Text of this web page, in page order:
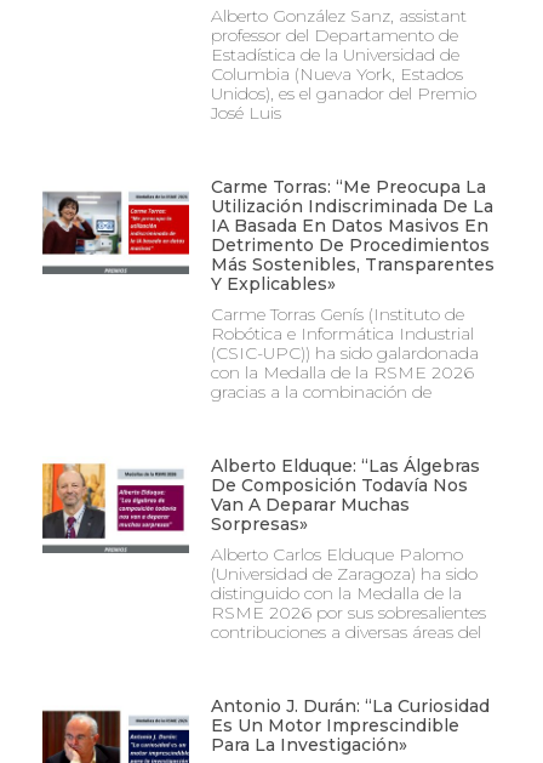
Alberto González Sanz, assistant
professor del Departamento de
Estadística de la Universidad de
Columbia (Nueva York, Estados
Unidos), es el ganador del Premio
José Luis
Carme Torras: “Me Preocupa La
Utilización Indiscriminada De La
IA Basada En Datos Masivos En
Detrimento De Procedimientos
Más Sostenibles, Transparentes
Y Explicables»
Carme Torras Genís (Instituto de
Robótica e Informática Industrial
(CSIC-UPC)) ha sido galardonada
con la Medalla de la RSME 2026
gracias a la combinación de
Alberto Elduque: “Las Álgebras
De Composición Todavía Nos
Van A Deparar Muchas
Sorpresas»
Alberto Carlos Elduque Palomo
(Universidad de Zaragoza) ha sido
distinguido con la Medalla de la
RSME 2026 por sus sobresalientes
contribuciones a diversas áreas del
Antonio J. Durán: “La Curiosidad
Es Un Motor Imprescindible
Para La Investigación»